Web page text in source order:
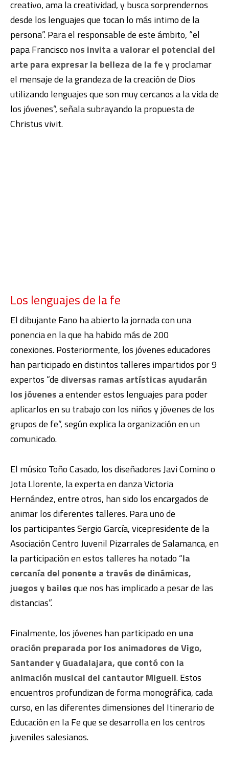
creativo, ama la creatividad, y busca sorprendernos
desde los lenguajes que tocan lo más intimo de la
persona”. Para el responsable de este ámbito, “el
papa Francisco nos invita a valorar el potencial del
arte para expresar la belleza de la fey proclamar
el mensaje de la grandeza de la creación de Dios
utilizando lenguajes que son muy cercanos a la vida de
los jóvenes”, señala subrayando la propuesta de
Christus vivit.
Los lenguajes de la fe
El dibujante Fano ha abierto la jornada con una
ponencia en la que ha habido más de 200
conexiones. Posteriormente, los jóvenes educadores
han participado en distintos talleres impartidos por 9
expertos “de diversas ramas artísticas ayudarán
los jóvenesa entender estos lenguajes para poder
aplicarlos en su trabajo con los niños y jóvenes de los
grupos de fe”, según explica la organización en un
comunicado.
El músico Toño Casado, los diseñadores Javi Comino o
Jota Llorente, la experta en danza Victoria
Hernández, entre otros, han sido los encargados de
animar los diferentes talleres. Para uno de
los participantes Sergio García, vicepresidente de la
Asociación Centro Juvenil Pizarrales de Salamanca, en
la participación en estos talleres ha notado “la
cercanía del ponente a través de dinámicas,
juegos y bailesque nos has implicado a pesar de las
distancias”.
Finalmente, los jóvenes han participado enuna
oración preparada por los animadores de Vigo,
Santander y Guadalajara, que contó con la
animación musical del cantautor Migueli.Estos
encuentros profundizan de forma monográfica, cada
curso, en las diferentes dimensiones del Itinerario de
Educación en la Fe que se desarrolla en los centros
juveniles salesianos.